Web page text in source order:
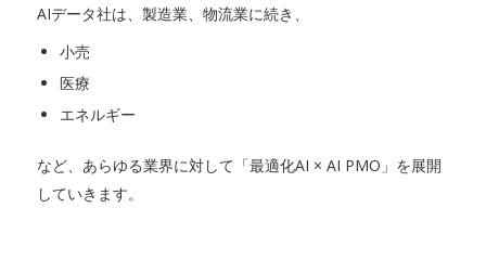
AIデータ社は、製造業、物流業に続き、
小売
医療
エネルギー
など、あらゆる業界に対して「最適化AI × AI PMO」を展開
していきます。